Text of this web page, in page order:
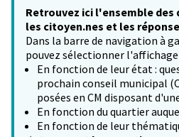
Retrouvez ici l'ensemble des
les citoyen.nes et les
Dans la barre de navigation à
pouvez sélectionner l'affichage
En fonction de leur état :
prochain conseil municipal
posées en CM disposant
En fonction du quartier
En fonction de leur